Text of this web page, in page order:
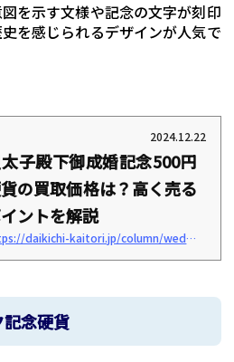
を示す文様や記念の文字が刻印
を感じられるデザインが人気で
2024.12.22
子殿下御成婚記念500円
の買取価格は？高く売る
ントを解説
https://daikichi-kaitori.jp/column/wedding-commemorative-coin-500yen-purchase-price
ンや限定的な発行枚数から、現在でもコレクター市
ためのポイントを解説します。ぜひ参考にしてみ
念硬貨